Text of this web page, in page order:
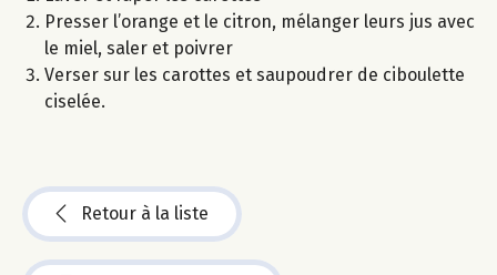
Presser l’orange et le citron, mélanger leurs jus avec
le miel, saler et poivrer
Verser sur les carottes et saupoudrer de ciboulette
ciselée.
Retour à la liste